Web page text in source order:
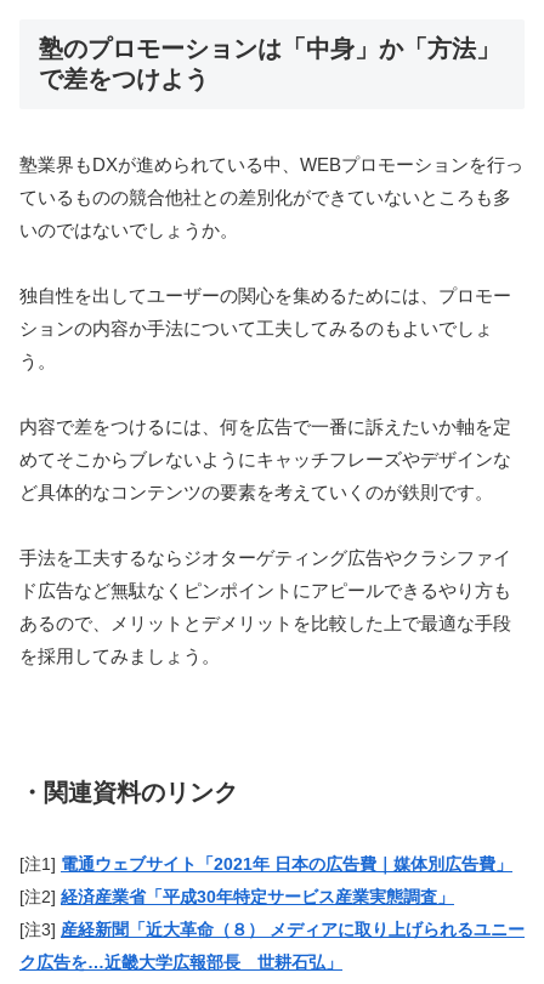
塾のプロモーションは「中身」か「方法」
で差をつけよう
塾業界もDXが進められている中、WEBプロモーションを行っ
ているものの競合他社との差別化ができていないところも多
いのではないでしょうか。
独自性を出してユーザーの関心を集めるためには、プロモー
ションの内容か手法について工夫してみるのもよいでしょ
う。
内容で差をつけるには、何を広告で一番に訴えたいか軸を定
めてそこからブレないようにキャッチフレーズやデザインな
ど具体的なコンテンツの要素を考えていくのが鉄則です。
手法を工夫するならジオターゲティング広告やクラシファイ
ド広告など無駄なくピンポイントにアピールできるやり方も
あるので、メリットとデメリットを比較した上で最適な手段
を採用してみましょう。
・関連資料のリンク
[注1] 電通ウェブサイト「2021年 日本の広告費｜媒体別広告費」
[注2] 経済産業省「平成30年特定サービス産業実態調査」
[注3] 産経新聞「近大革命（８） メディアに取り上げられるユニー
ク広告を…近畿大学広報部長 世耕石弘」